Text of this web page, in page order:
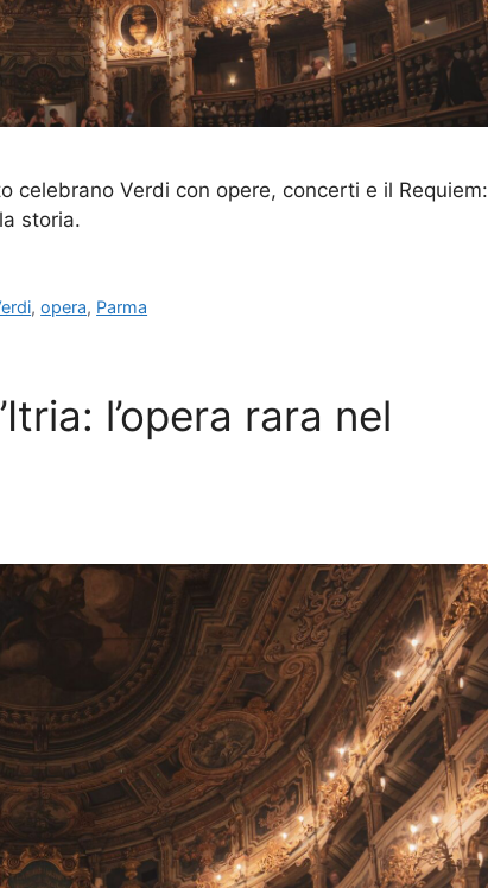
celebrano Verdi con opere, concerti e il Requiem:
storia.
,opera, Parma
l’opera rara nel